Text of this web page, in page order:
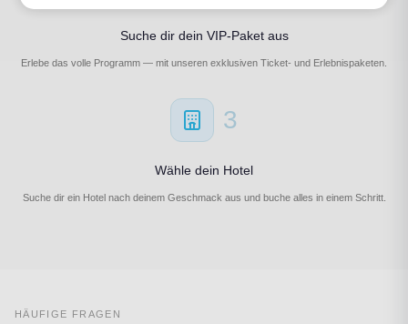
Suche dir dein VIP-Paket aus
Erlebe das volle Programm — mit unseren exklusiven Ticket- und Erlebnispaketen.
3
Wähle dein Hotel
Suche dir ein Hotel nach deinem Geschmack aus und buche alles in einem Schritt.
HÄUFIGE FRAGEN